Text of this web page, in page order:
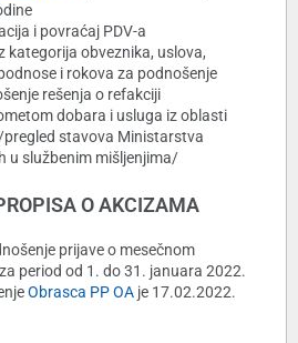
i povraćaj PDV-a
kategorija obveznika, uslova,
i rokova za podnošenje
rešenja o refakciji
dobara i usluga iz oblasti
stavova Ministarstva
u službenim mišljenjima/
O AKCIZAMA
prijave o mesečnom
period od 1. do 31. januara 2022.
Obrasca PP OA je 17.02.2022.